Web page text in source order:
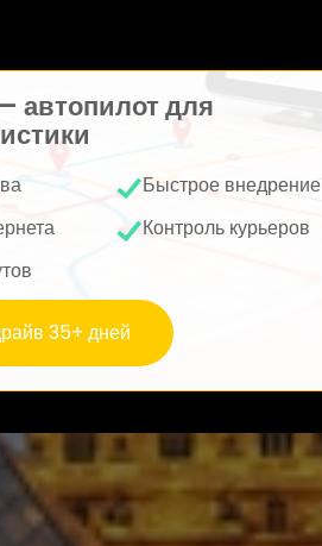
для
Быстрое внедрение
Контроль курьеров
35+ дней